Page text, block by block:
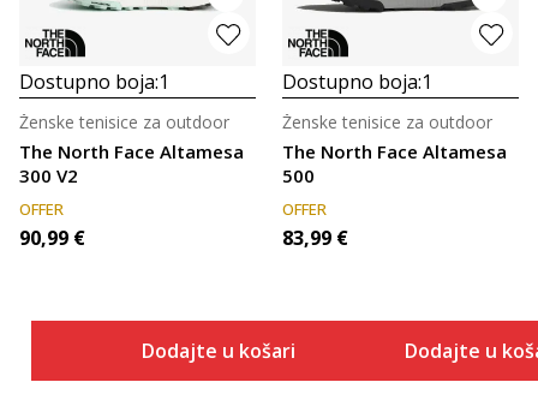
Dostupno boja:1
The North Face Altamesa
300 V2
Ženske tenisice za outdoor
OFFER
90,99 €
Dodajte u košaricu
Dostupno boja:1
The North Face Altamesa
500
Ženske tenisice za outdoor
OFFER
83,99 €
Dodajte u